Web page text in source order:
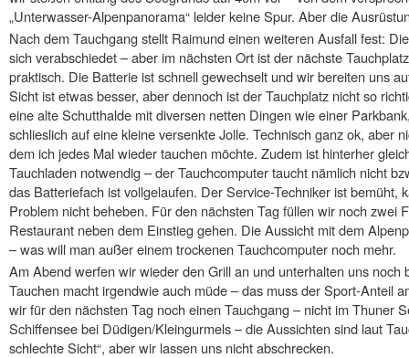
„Unterwasser-Alpenpanorama“ leider keine Spur. Aber die
Nach dem Tauchgang stellt Raimund einen weiteren Ausfall fest:
sich verabschiedet – aber im nächsten Ort ist der nächste
praktisch. Die Batterie ist schnell gewechselt und wir bereiten uns
Sicht ist etwas besser, aber dennoch ist der Tauchplatz nicht so
eine alte Schutthalde mit diversen netten Dingen wie einer
schlieslich auf eine kleine versenkte Jolle. Technisch ganz ok, aber
dem ich jedes Mal wieder tauchen möchte. Zudem ist hinterher
Tauchladen notwendig – der Tauchcomputer taucht nämlich nicht
das Batteriefach ist vollgelaufen. Der Service-Techniker ist bemüht,
Problem nicht beheben. Für den nächsten Tag füllen wir noch zwei
Restaurant neben dem Einstieg gehen. Die Aussicht mit dem
– was will man außer einem trockenen Tauchcomputer noch mehr.
Am Abend werfen wir wieder den Grill an und unterhalten uns noch
Tauchen macht irgendwie auch müde – das muss der Sport-Anteil
wir für den nächsten Tag noch einen Tauchgang – nicht im Thuner
Schiffensee bei Düdigen/Kleingurmels – die Aussichten sind laut
schlechte Sicht“, aber wir lassen uns nicht abschrecken.